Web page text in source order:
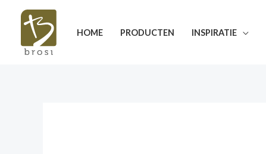
HOME PRODUCTEN INSPIRATIE